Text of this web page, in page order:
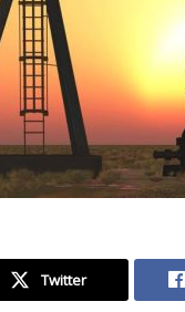
Twitter